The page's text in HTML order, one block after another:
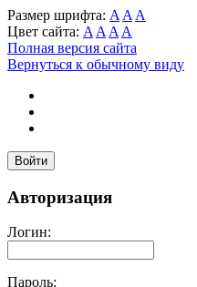
Размер шрифта: A A A
Цвет сайта: A A A A
Полная версия сайта
Вернуться к обычному виду
Войти
Авторизация
Логин:
Пароль: